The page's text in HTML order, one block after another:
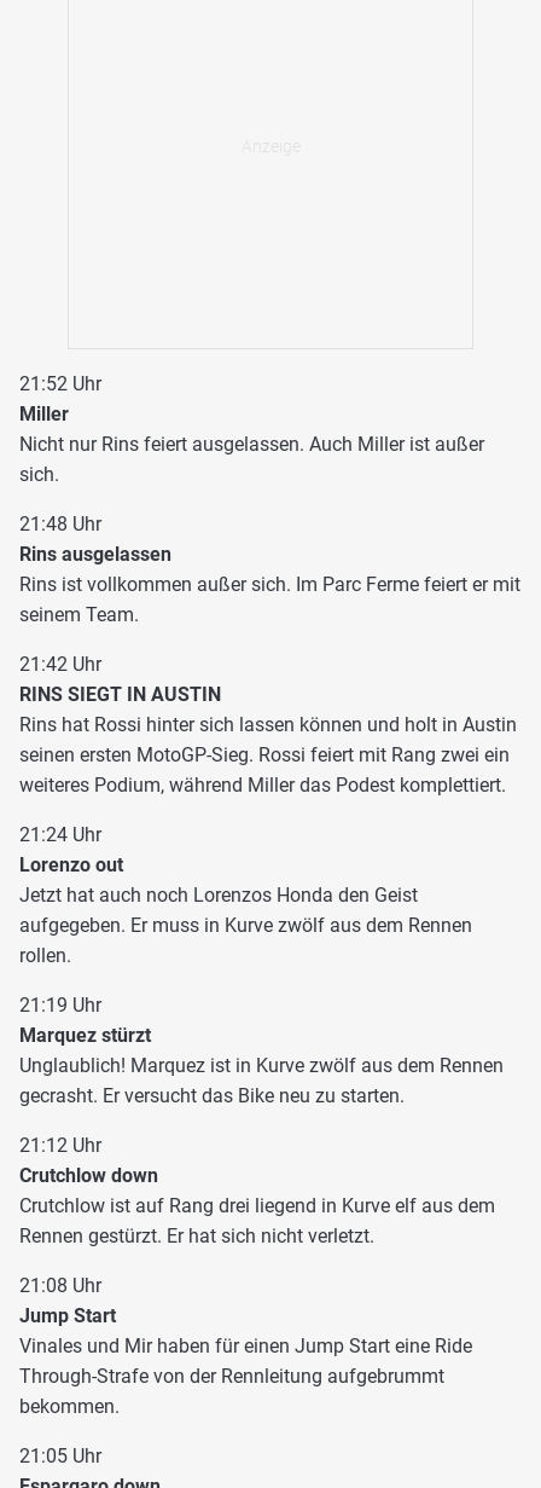
21:52 Uhr
Miller
Nicht nur Rins feiert ausgelassen. Auch Miller ist außer
sich.
21:48 Uhr
Rins ausgelassen
Rins ist vollkommen außer sich. Im Parc Ferme feiert er mit
seinem Team.
21:42 Uhr
RINS SIEGT IN AUSTIN
Rins hat Rossi hinter sich lassen können und holt in Austin
seinen ersten MotoGP-Sieg. Rossi feiert mit Rang zwei ein
weiteres Podium, während Miller das Podest komplettiert.
21:24 Uhr
Lorenzo out
Jetzt hat auch noch Lorenzos Honda den Geist
aufgegeben. Er muss in Kurve zwölf aus dem Rennen
rollen.
21:19 Uhr
Marquez stürzt
Unglaublich! Marquez ist in Kurve zwölf aus dem Rennen
gecrasht. Er versucht das Bike neu zu starten.
21:12 Uhr
Crutchlow down
Crutchlow ist auf Rang drei liegend in Kurve elf aus dem
Rennen gestürzt. Er hat sich nicht verletzt.
21:08 Uhr
Jump Start
Vinales und Mir haben für einen Jump Start eine Ride
Through-Strafe von der Rennleitung aufgebrummt
bekommen.
21:05 Uhr